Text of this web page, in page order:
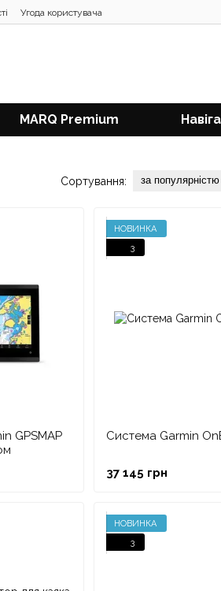
Угода користувача
MARQ Premium
Сортування: за популярністю
GPSMAP
НОВИНКА
3
Система Garmin
37 145 грн
НОВИНКА
3